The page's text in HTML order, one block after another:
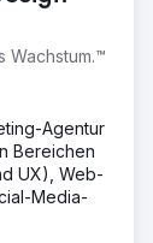
Wachstum.™
Agentur
Bereichen
UX), Web-
Media-